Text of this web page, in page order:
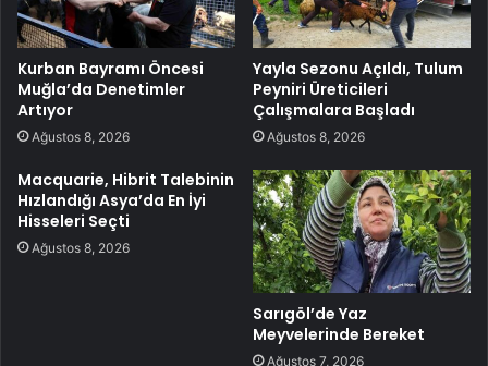
Kurban Bayramı Öncesi
Muğla’da Denetimler
Artıyor
Ağustos 8, 2026
Yayla Sezonu Açıldı, Tulum
Peyniri Üreticileri
Çalışmalara Başladı
Ağustos 8, 2026
Macquarie, Hibrit Talebinin
Hızlandığı Asya’da En İyi
Hisseleri Seçti
Ağustos 8, 2026
Sarıgöl’de Yaz
Meyvelerinde Bereket
Ağustos 7, 2026